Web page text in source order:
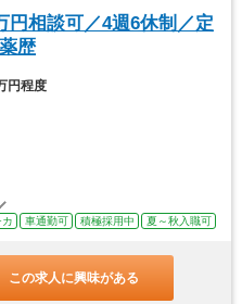
円相談可／4週6休制／定
歴
円程度
車通勤可 積極採用中 夏～秋入職可
この求人に興味がある